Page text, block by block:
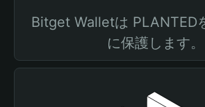
Bitget Walletは PLANTED
に保護します。